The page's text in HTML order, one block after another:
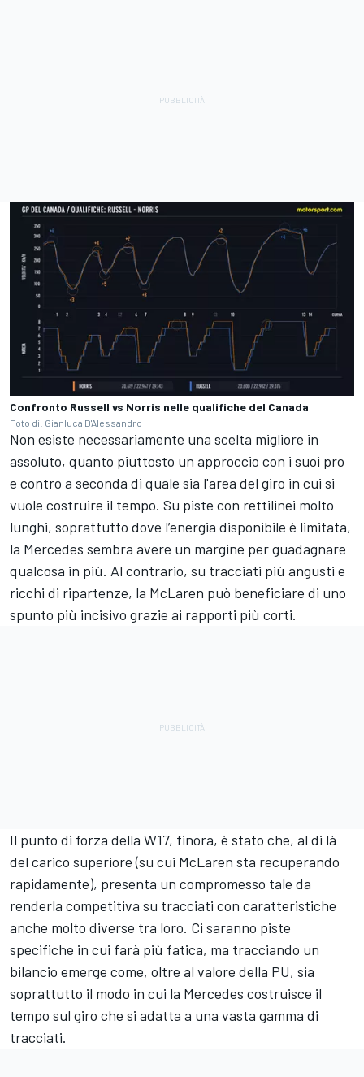
Confronto Russell vs Norris nelle qualifiche del Canada
Foto di: Gianluca D'Alessandro
Non esiste necessariamente una scelta migliore in
assoluto, quanto piuttosto un approccio con i suoi pro
e contro a seconda di quale sia l'area del giro in cui si
vuole costruire il tempo. Su piste con rettilinei molto
lunghi, soprattutto dove l’energia disponibile è limitata,
la Mercedes sembra avere un margine per guadagnare
qualcosa in più. Al contrario, su tracciati più angusti e
ricchi di ripartenze, la McLaren può beneficiare di uno
spunto più incisivo grazie ai rapporti più corti.
Il punto di forza della W17, finora, è stato che, al di là
del carico superiore (su cui McLaren sta recuperando
rapidamente), presenta un compromesso tale da
renderla competitiva su tracciati con caratteristiche
anche molto diverse tra loro. Ci saranno piste
specifiche in cui farà più fatica, ma tracciando un
bilancio emerge come, oltre al valore della PU, sia
soprattutto il modo in cui la Mercedes costruisce il
tempo sul giro che si adatta a una vasta gamma di
tracciati.